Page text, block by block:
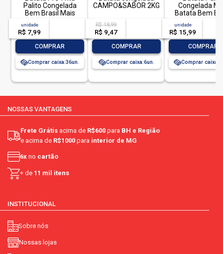
Palito Congelada
Bem Brasil Mais
Batata! Pacote 400g
unidade
R$ 7,99
COMPRAR
Comprar caixa:36
CAMPO&SABOR 2KG
R$ 18,99
R$ 9,47
COMPRAR
Comprar caixa:6
Congelada
Batata Bem
1Kg
unidade
R$ 15,99
COMPRAR
Comprar caixa:
NOSSAS VANTAGENS
Frete Grátis acima de R$600 para BH e Região
e acima de R$1000 para interior de MG
6x no cartão
+ de 11 mil itens
INSTITUCIONAL
Sobre nós
Nossas lojas